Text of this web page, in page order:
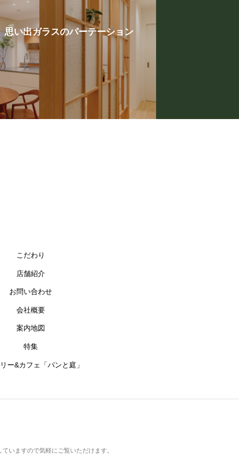
思い出ガラスのパーテーション
こだわり
店舗紹介
お問い合わせ
会社概要
案内地図
特集
ー&カフェ「パンと庭」
いますので気軽にご覧いただけます。